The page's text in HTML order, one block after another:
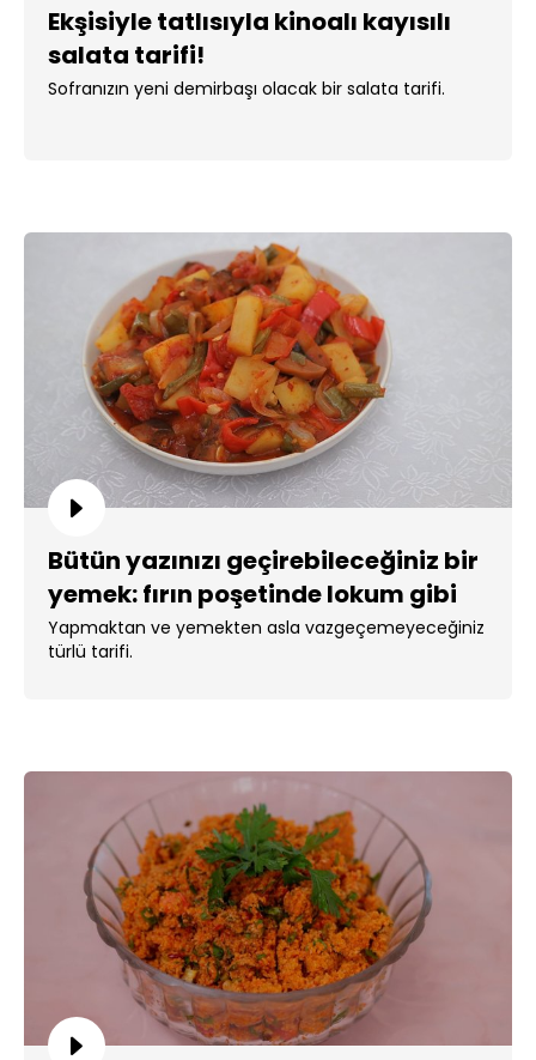
Ekşisiyle tatlısıyla kinoalı kayısılı
salata tarifi!
Sofranızın yeni demirbaşı olacak bir salata tarifi.
Bütün yazınızı geçirebileceğiniz bir
yemek: fırın poşetinde lokum gibi
türlü!
Yapmaktan ve yemekten asla vazgeçemeyeceğiniz
türlü tarifi.